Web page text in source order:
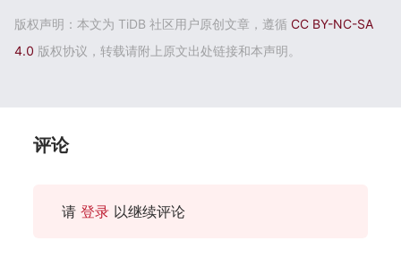
版权声明：本文为 TiDB 社区用户原创文章，遵循 CC BY-NC-SA
4.0 版权协议，转载请附上原文出处链接和本声明。
评论
请 登录 以继续评论